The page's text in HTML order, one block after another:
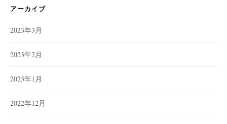
ー
アーカイブ
2023年3月
2023年2月
2023年1月
2022年12月